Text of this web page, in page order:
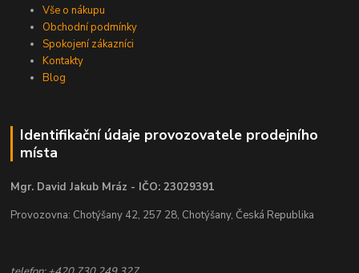
Vše o nákupu
Obchodní podmínky
Spokojení zákazníci
Kontakty
Blog
Identifikační údaje provozovatele prodejního
místa
Mgr. David Jakub Mráz - IČO: 23029391
Provozovna: Chotýšany 42, 257 28, Chotýšany, Česká Republika